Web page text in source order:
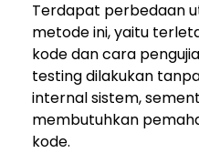
Terdapat perbedaan
metode ini, yaitu
kode dan cara
testing dilakukan
internal sistem,
membutuhkan
kode.